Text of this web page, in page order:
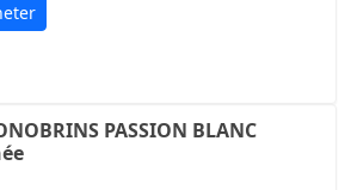
PASSION BLANC